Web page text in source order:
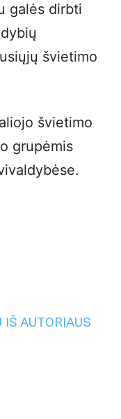
galės dirbti
švietimo
švietimo
grupėmis
IŠ AUTORIAUS